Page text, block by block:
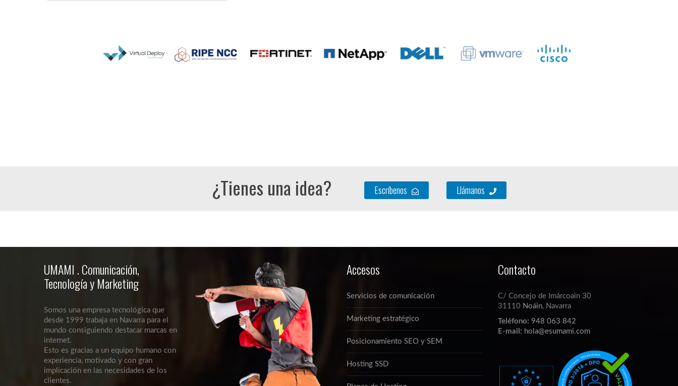
¿Tienes una idea? Escríbenos Llámanos
UMAMI . Comunicación,
Tecnología y Marketing
Somos una empresa tecnológica que
desde 1999 trabaja en Navarra para el
mundo consiguiendo destacar marcas en
internet.
Esto es gracias a un equipo humano con
experiencia, motivado y con gran
implicación en las necesidades de los
clientes.
Accesos
Servicios de comunicación
Marketing estratégico
Posicionamiento SEO y SEM
Hosting SSD
Contacto
C/ Concejo de Imárcoain 30
31110 Noáin, Navarra
Teléfono: 948 063 842
E-mail: hola@esumami.com